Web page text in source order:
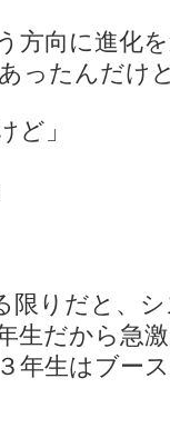
方向に進化
ったんだ
ど」
限りだと、
生だから急
年生はブー